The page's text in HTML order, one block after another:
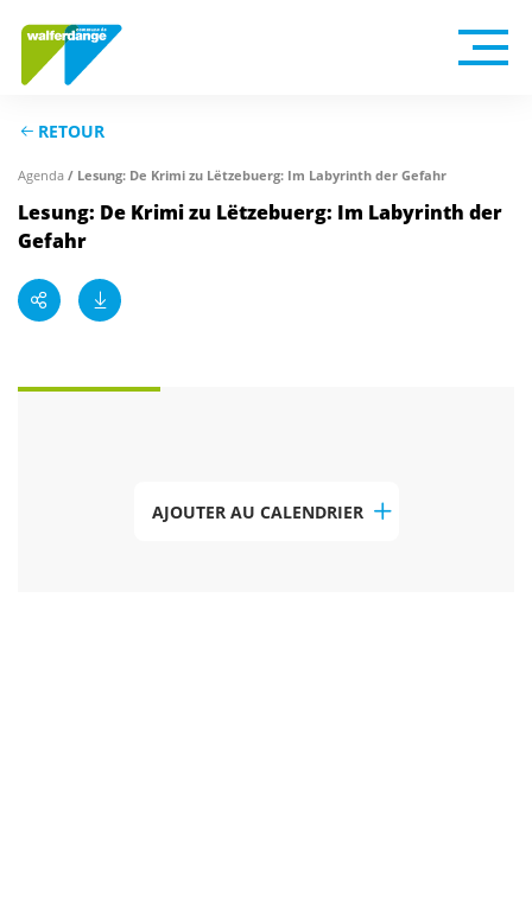
RETOUR
Agenda / Lesung: De Krimi zu Lëtzebuerg: Im Labyrinth der Gefahr
Lesung: De Krimi zu Lëtzebuerg: Im Labyrinth der
Gefahr
AJOUTER AU CALENDRIER